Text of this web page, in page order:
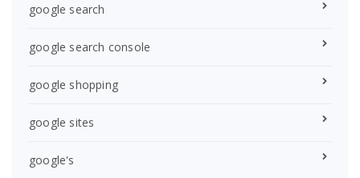
google search
google search console
google shopping
google sites
google's